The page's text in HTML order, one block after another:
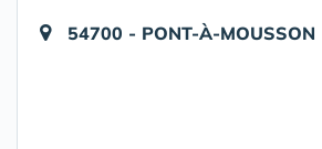
54700 - PONT-À-MOUSSON